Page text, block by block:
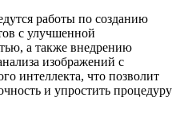
работы по созданию
с улучшенной
а также внедрению
изображений с
интеллекта, что позволит
и упростить процедуру